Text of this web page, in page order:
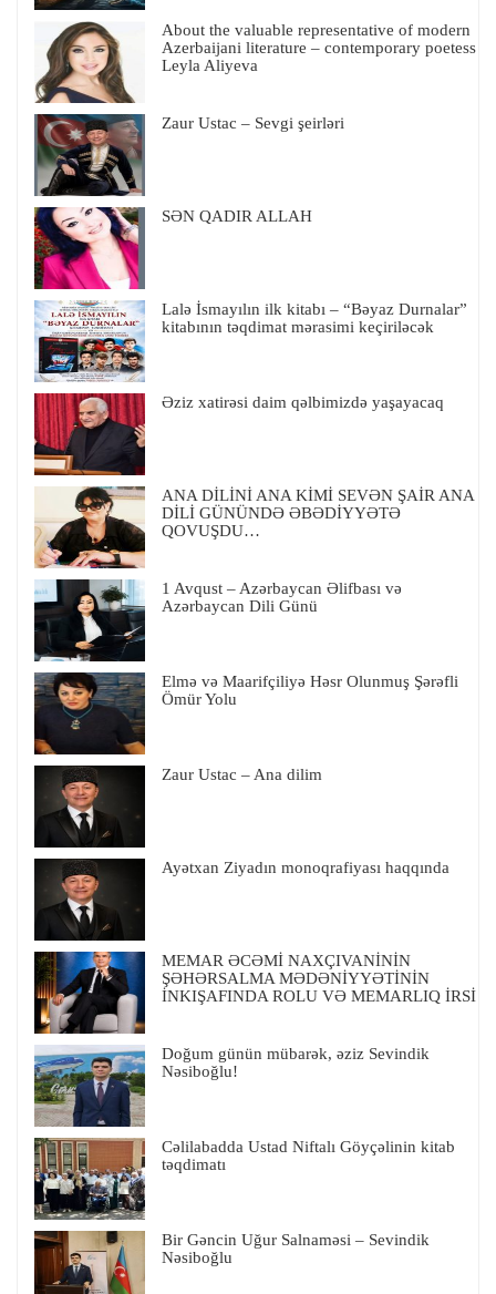
About the valuable representative of modern
Azerbaijani literature – contemporary poetess
Leyla Aliyeva
Zaur Ustac – Sevgi şeirləri
SƏN QADIR ALLAH
Lalə İsmayılın ilk kitabı – “Bəyaz Durnalar”
kitabının təqdimat mərasimi keçiriləcək
Əziz xatirəsi daim qəlbimizdə yaşayacaq
ANA DİLİNİ ANA KİMİ SEVƏN ŞAİR ANA
DİLİ GÜNÜNDƏ ƏBƏDİYYƏTƏ
QOVUŞDU…
1 Avqust – Azərbaycan Əlifbası və
Azərbaycan Dili Günü
Elmə və Maarifçiliyə Həsr Olunmuş Şərəfli
Ömür Yolu
Zaur Ustac – Ana dilim
Ayətxan Ziyadın monoqrafiyası haqqında
MEMAR ƏCƏMİ NAXÇIVANİNİN
ŞƏHƏRSALMA MƏDƏNİYYƏTİNİN
İNKIŞAFINDA ROLU VƏ MEMARLIQ İRSİ
Doğum günün mübarək, əziz Sevindik
Nəsiboğlu!
Cəlilabadda Ustad Niftalı Göyçəlinin kitab
təqdimatı
Bir Gəncin Uğur Salnaməsi – Sevindik
Nəsiboğlu